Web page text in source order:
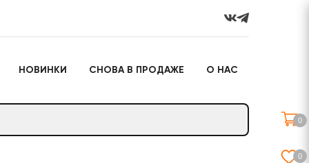
НОВИНКИ СНОВА В ПРОДАЖЕ О НАС
Настольные игры
Подарочные наборы
Слайм
0
0